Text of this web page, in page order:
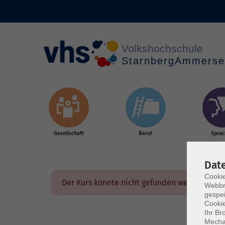
Gesellschaft Beruf
Der Kurs konnte nicht gefunden werden.
Ihr